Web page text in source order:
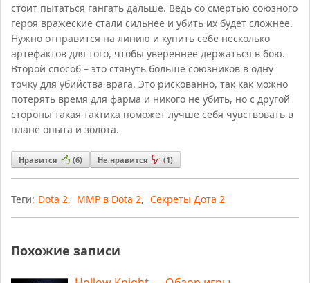
стоит пытаться гангать дальше. Ведь со смертью союзного
героя вражеские стали сильнее и убить их будет сложнее.
Нужно отправится на линию и купить себе несколько
артефактов для того, чтобы увереннее держаться в бою.
Второй способ – это стянуть больше союзников в одну
точку для убийства врага. Это рискованно, так как можно
потерять время для фарма и никого не убить, но с другой
стороны такая тактика поможет лучше себя чувствовать в
плане опыта и золота.
Нравится (6) Не нравится (1)
Теги: Dota 2, ММР в Dota 2, Секреты Дота 2
Похожие записи